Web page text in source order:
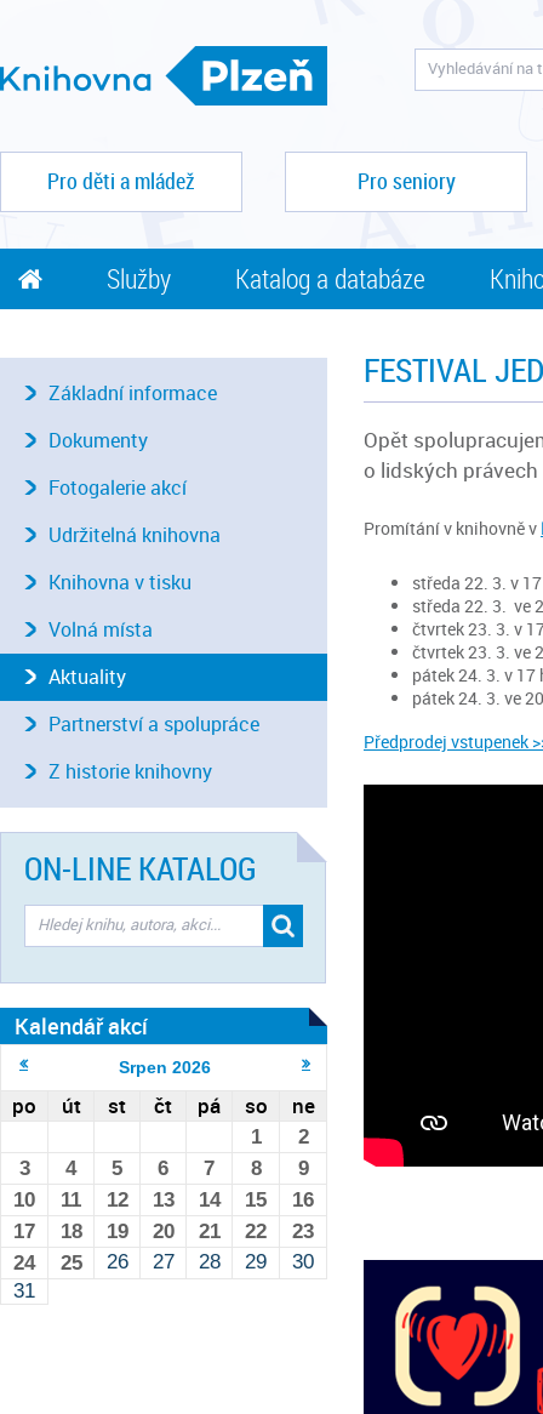
Pro děti a mládež Pro seniory
Služby Katalog a databáze
FESTIVAL
Opět
o lidských právech
Promítání v knihovně v
středa 22. 3. v
středa 22. 3. ve
čtvrtek 23. 3. v
čtvrtek 23. 3. ve
pátek 24. 3. v 17
pátek 24. 3. ve
Předprodej vstupenek
Základní informace
Dokumenty
Fotogalerie akcí
Udržitelná knihovna
Knihovna v tisku
Volná místa
Aktuality
Partnerství a spolupráce
Z historie knihovny
ON-LINE KATALOG
Kalendář akcí
Srpen 2026
po út st čt pá so ne
1
2
3
4 5 6 7 8
9
10
11 12 13 14 15
16
17
18 19 20 21 22
23
24
25 26 27 28 29
30
31